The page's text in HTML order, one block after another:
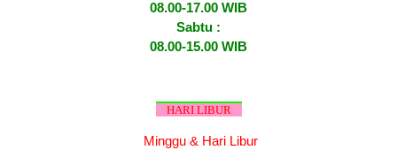
08.00-17.00 WIB
Sabtu :
08.00-15.00 WIB
HARI LIBUR
Minggu & Hari Libur